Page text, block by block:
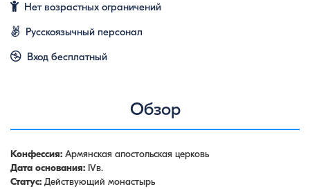
Нет возрастных ограничений
Русскоязычный персонал
Вход бесплатный
Обзор
Конфессия: Армянская апостольская церковь
Дата основания: IVв.
Статус: Действующий монастырь